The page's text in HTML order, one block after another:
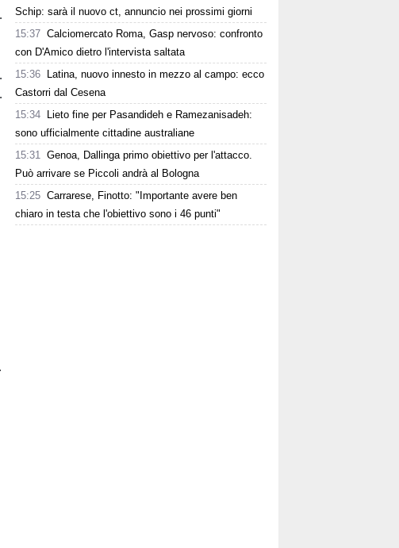
Schip: sarà il nuovo ct, annuncio nei prossimi giorni
15:37 Calciomercato Roma, Gasp nervoso: confronto
con D'Amico dietro l'intervista saltata
15:36
Latina, nuovo innesto in mezzo al campo: ecco
Castorri dal Cesena
15:34
Lieto fine per Pasandideh e Ramezanisadeh:
sono ufficialmente cittadine australiane
15:31 Genoa, Dallinga primo obiettivo per l'attacco.
Può arrivare se Piccoli andrà al Bologna
15:25 Carrarese, Finotto: "Importante avere ben
chiaro in testa che l'obiettivo sono i 46 punti"